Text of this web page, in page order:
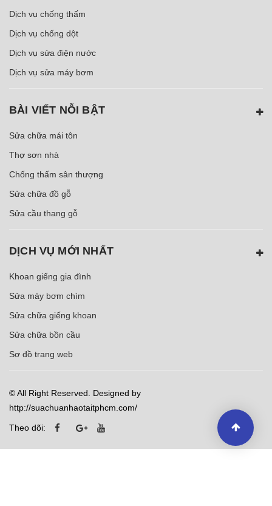
Dịch vụ chống thấm
Dịch vụ chống dột
Dịch vụ sửa điện nước
Dịch vụ sửa máy bơm
BÀI VIẾT NỖI BẬT
Sửa chữa mái tôn
Thợ sơn nhà
Chống thấm sân thượng
Sửa chữa đồ gỗ
Sửa cầu thang gỗ
DỊCH VỤ MỚI NHẤT
Khoan giếng gia đình
Sửa máy bơm chìm
Sửa chữa giếng khoan
Sửa chữa bồn cầu
Sơ đồ trang web
© All Right Reserved. Designed by
http://suachuanhaotaitphcm.com/
Theo dõi: